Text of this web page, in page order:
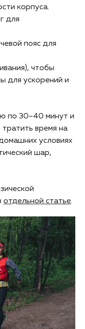
корпуса.
для
пояс для
чтобы
для ускорений и
по 30–40 минут и
время на
условиях
шар,
отдельной статье.